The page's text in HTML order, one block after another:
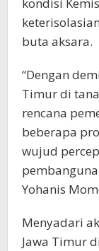
buta aksara.
“Dengan
Timur di
rencana
beberapa
wujud
Yohanis
Menyadari
Jawa Timur